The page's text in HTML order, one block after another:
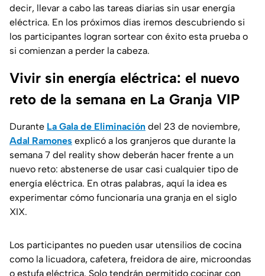
decir, llevar a cabo las tareas diarias sin usar energía
eléctrica. En los próximos días iremos descubriendo si
los participantes logran sortear con éxito esta prueba o
si comienzan a perder la cabeza.
Vivir sin energía eléctrica: el nuevo
reto de la semana en La Granja VIP
Durante La Gala de Eliminación del 23 de noviembre,
Adal Ramones explicó a los granjeros que durante la
semana 7 del reality show deberán hacer frente a un
nuevo reto: abstenerse de usar casi cualquier tipo de
energía eléctrica. En otras palabras, aquí la idea es
experimentar cómo funcionaría una granja en el siglo
XIX.
Los participantes no pueden usar utensilios de cocina
como la licuadora, cafetera, freidora de aire, microondas
o estufa eléctrica. Solo tendrán permitido cocinar con